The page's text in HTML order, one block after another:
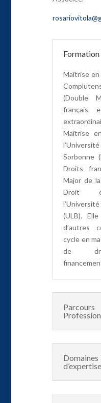
Formation
Maîtrise en
(Double
français
Maîtrise
Sorbonne
Droits
Major de
Droit
(ULB).
d’autres
cycle en
de
Parcours
Domaines